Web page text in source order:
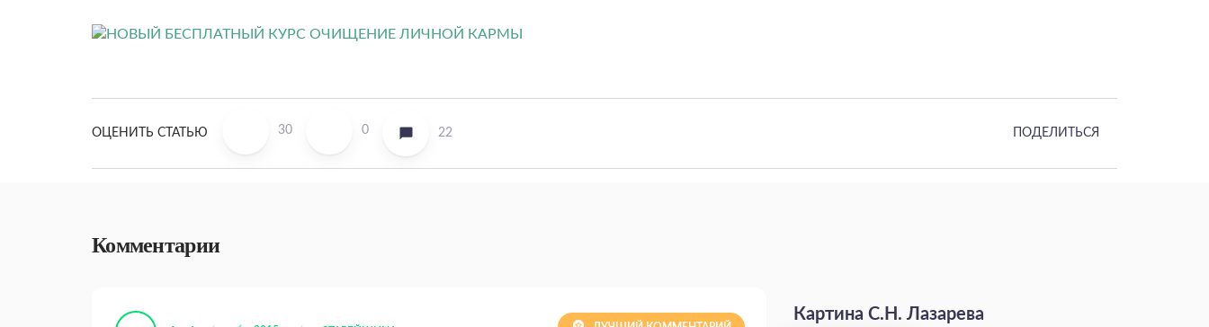
ОЦЕНИТЬ СТАТЬЮ 30 0 22 ПОДЕЛИТЬСЯ
Комментарии
Картина С.Н. Лазарева